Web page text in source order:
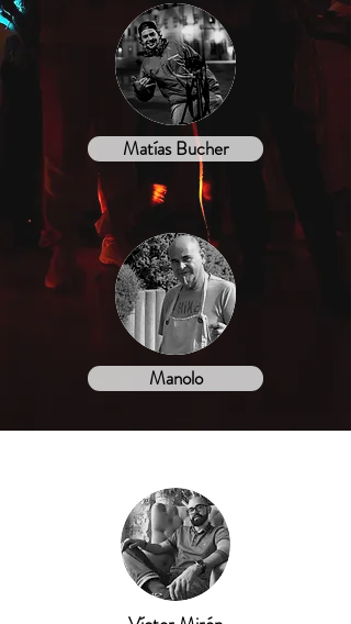
Matías Bucher
Manolo